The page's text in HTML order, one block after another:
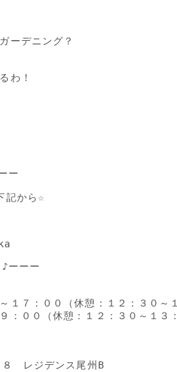
ーデニング？
わ！
ー
記から☆
ーーー
１７：００（休憩：１２：３０～
：００（休憩：１２：３０～１３
　レジデンス尾州B